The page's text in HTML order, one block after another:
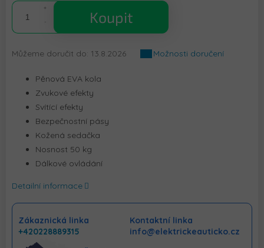
cena:
Koupit
Můžeme doručit do: 13.8.2026 Možnosti doručení
Pěnová EVA kola
Zvukové efekty
Svítící efekty
Bezpečnostní pásy
Kožená sedačka
Nosnost 50 kg
Dálkové ovládání
Detailní informace
Zákaznická linka
+420228889315
Kontaktní linka
info@elektrickeauticko.cz